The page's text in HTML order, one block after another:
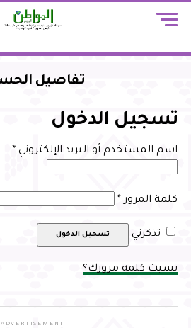
تفاصيل
تسجيل الدخول
اسم المستخدم أو البريد الإلكتروني *
كلمة المرور *مطلوبة
تذكرني تسجيل الدخول
نسيت كلمة مرورك؟
ADVERTISEMENT